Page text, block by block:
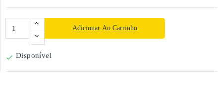
Adicionar Ao Carrinho
 Disponível